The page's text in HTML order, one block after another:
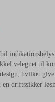
velegnet til
hvilket
driftssikker